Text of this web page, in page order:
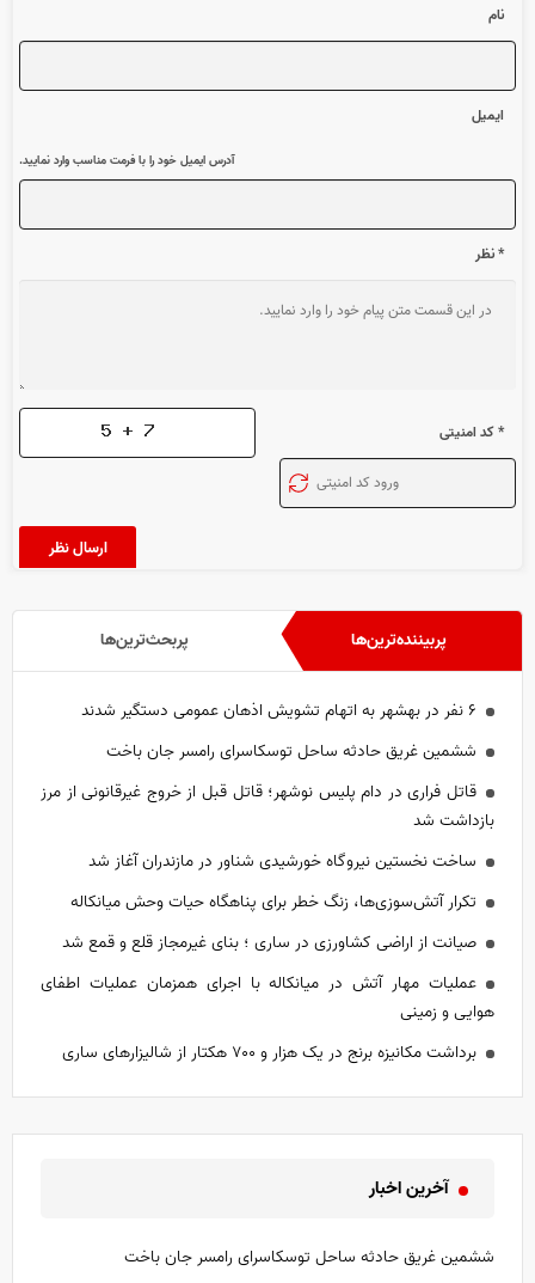
نام
ایمیل
آدرس ایمیل خود را با فرمت مناسب وارد نمایید.
* نظر
* کد امنیتی
پربیننده‌ترین‌ها پربحث‌ترین‌ها
۶ نفر در بهشهر به اتهام تشویش اذهان عمومی دستگیر شدند
ششمین غریق حادثه ساحل توسکاسرای رامسر جان باخت
قاتل فراری در دام پلیس نوشهر؛ قاتل قبل از خروج غیرقانونی از مرز
بازداشت شد
ساخت نخستین نیروگاه خورشیدی شناور در مازندران آغاز شد
تکرار آتش‌سوزی‌ها، زنگ خطر برای پناهگاه حیات وحش میانکاله
صیانت از اراضی کشاورزی در ساری ؛ بنای غیرمجاز قلع و قمع شد
عملیات مهار آتش در میانکاله با اجرای همزمان عملیات اطفای
هوایی و زمینی
برداشت مکانیزه برنج در یک‌ هزار و ۷۰۰ هکتار از شالیزار‌های ساری
آخرین اخبار
ششمین غریق حادثه ساحل توسکاسرای رامسر جان باخت